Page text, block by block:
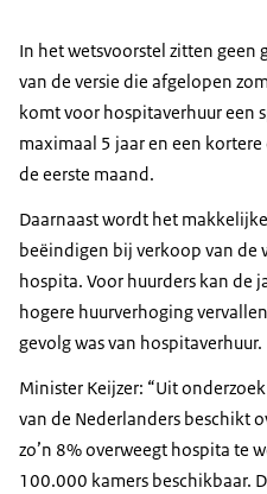
In het wetsvoorstel zitten
van de versie die afgelopen
komt voor hospitaverhuur een
maximaal 5 jaar en een
de eerste maand.
Daarnaast wordt het
beëindigen bij verkoop van de
hospita. Voor huurders kan
hogere huurverhoging
gevolg was van hospitaverhuur.
Minister Keijzer: “Uit
van de Nederlanders beschikt
zo’n 8% overweegt hospita te
100.000 kamers beschikbaar.